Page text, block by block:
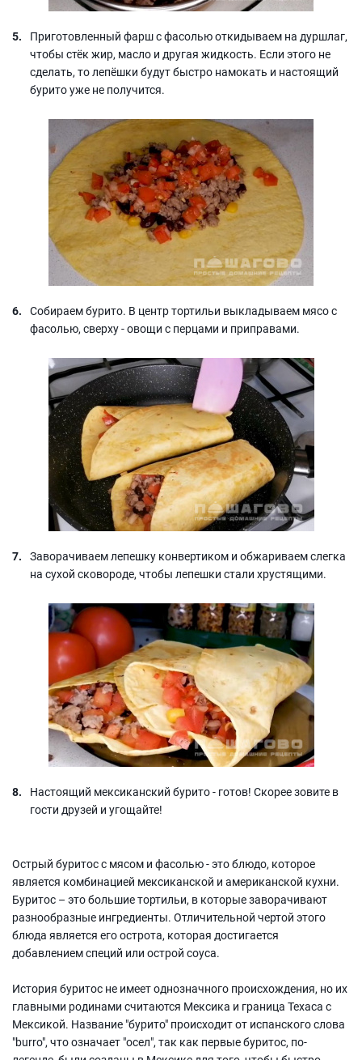
Приготовленный фарш с фасолью откидываем на дуршлаг,
чтобы стёк жир, масло и другая жидкость. Если этого не
сделать, то лепёшки будут быстро намокать и настоящий
бурито уже не получится.
Собираем бурито. В центр тортильи выкладываем мясо с
фасолью, сверху - овощи с перцами и приправами.
Заворачиваем лепешку конвертиком и обжариваем слегка
на сухой сковороде, чтобы лепешки стали хрустящими.
Настоящий мексиканский бурито - готов! Скорее зовите в
гости друзей и угощайте!
Острый буритос с мясом и фасолью - это блюдо, которое
является комбинацией мексиканской и американской кухни.
Буритос – это большие тортильи, в которые заворачивают
разнообразные ингредиенты. Отличительной чертой этого
блюда является его острота, которая достигается
добавлением специй или острой соуса.
История буритос не имеет однозначного происхождения, но их
главными родинами считаются Мексика и граница Техаса с
Мексикой. Название "бурито" происходит от испанского слова
"burro", что означает "осел", так как первые буритос, по-